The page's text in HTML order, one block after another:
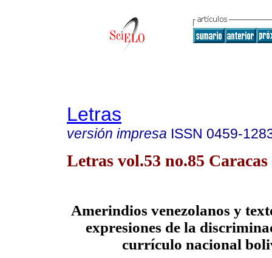
Letras
versión impresa ISSN 0459-
Letras vol.53 no.85 Caracas
Amerindios venezolanos y
expresiones de la
currículo nacional